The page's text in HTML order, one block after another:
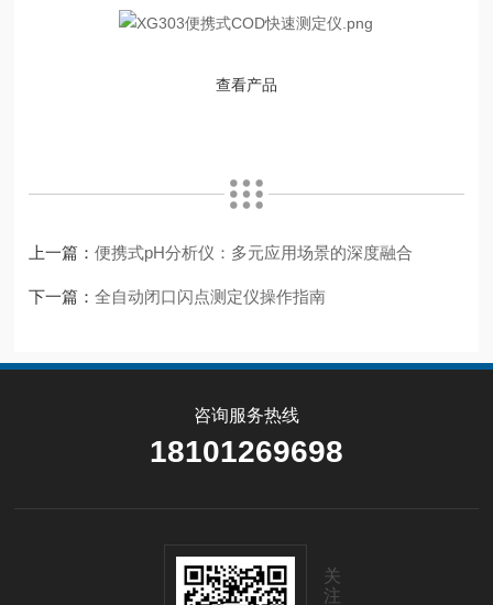
查看产品
上一篇：便携式pH分析仪：多元应用场景的深度融合
下一篇：全自动闭口闪点测定仪操作指南
咨询服务热线
18101269698
关
注